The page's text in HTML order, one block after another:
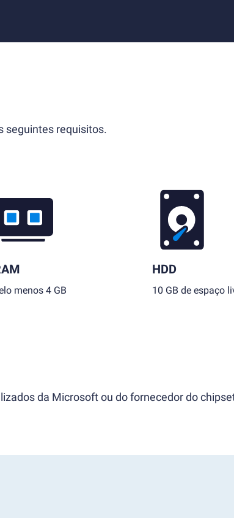
seguintes requisitos.
menos 4 GB
HDD
10 GB de espaço
da Microsoft ou do fornecedor do